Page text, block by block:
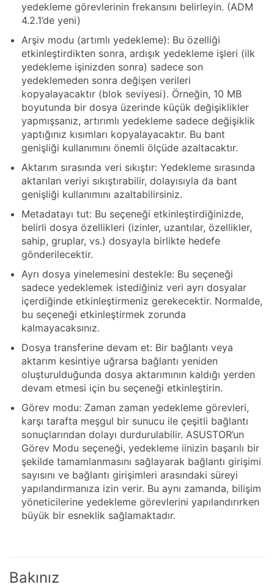
yedekleme görevlerinin frekansını belirleyin. (ADM
4.2.1’de yeni)
Arşiv modu (artımlı yedekleme): Bu özelliği
etkinleştirdikten sonra, ardışık yedekleme işleri (ilk
yedekleme işinizden sonra) sadece son
yedeklemeden sonra değişen verileri
kopyalayacaktır (blok seviyesi). Örneğin, 10 MB
boyutunda bir dosya üzerinde küçük değişiklikler
yapmışsanız, artırımlı yedekleme sadece değişiklik
yaptığınız kısımları kopyalayacaktır. Bu bant
genişliği kullanımını önemli ölçüde azaltacaktır.
Aktarım sırasında veri sıkıştır: Yedekleme sırasında
aktarılan veriyi sıkıştırabilir, dolayısıyla da bant
genişliği kullanımını azaltabilirsiniz.
Metadatayı tut: Bu seçeneği etkinleştirdiğinizde,
belirli dosya özellikleri (izinler, uzantılar, özellikler,
sahip, gruplar, vs.) dosyayla birlikte hedefe
gönderilecektir.
Ayrı dosya yinelemesini destekle: Bu seçeneği
sadece yedeklemek istediğiniz veri ayrı dosyalar
içerdiğinde etkinleştirmeniz gerekecektir. Normalde,
bu seçeneği etkinleştirmek zorunda
kalmayacaksınız.
Dosya transferine devam et: Bir bağlantı veya
aktarım kesintiye uğrarsa bağlantı yeniden
oluşturulduğunda dosya aktarımının kaldığı yerden
devam etmesi için bu seçeneği etkinleştirin.
Görev modu: Zaman zaman yedekleme görevleri,
karşı tarafta meşgul bir sunucu ile çeşitli bağlantı
sonuçlarından dolayı durdurulabilir. ASUSTOR’un
Görev Modu seçeneği, yedekleme iinizin başarılı bir
şekilde tamamlanmasını sağlayarak bağlantı girişimi
sayısını ve bağlantı girişimleri arasındaki süreyi
yapılandırmanıza izin verir. Bu aynı zamanda, bilişim
yöneticilerine yedekleme görevlerini yapılandırırken
büyük bir esneklik sağlamaktadır.
Bakınız